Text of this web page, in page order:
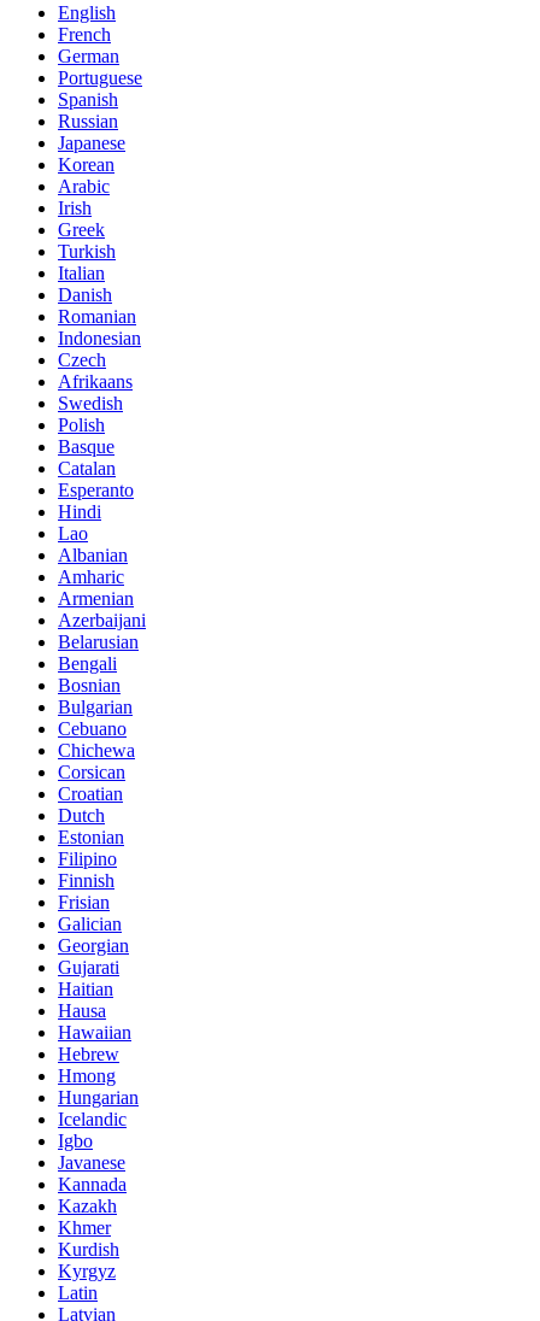
English
French
German
Portuguese
Spanish
Russian
Japanese
Korean
Arabic
Irish
Greek
Turkish
Italian
Danish
Romanian
Indonesian
Czech
Afrikaans
Swedish
Polish
Basque
Catalan
Esperanto
Hindi
Lao
Albanian
Amharic
Armenian
Azerbaijani
Belarusian
Bengali
Bosnian
Bulgarian
Cebuano
Chichewa
Corsican
Croatian
Dutch
Estonian
Filipino
Finnish
Frisian
Galician
Georgian
Gujarati
Haitian
Hausa
Hawaiian
Hebrew
Hmong
Hungarian
Icelandic
Igbo
Javanese
Kannada
Kazakh
Khmer
Kurdish
Kyrgyz
Latin
Latvian